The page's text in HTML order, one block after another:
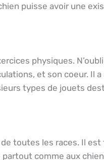
puisse avoir une
physiques.
et son coeur. Il
types de jouets
toutes les races. Il
partout comme aux